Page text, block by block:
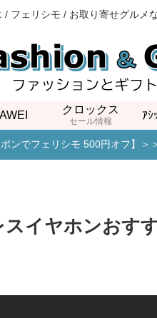
ェリシモ / お取り寄せグルメ
クロックス
セール情報
ｱｼ
ポンでフェリシモ 500円オフ】＞
イヤホンおすす